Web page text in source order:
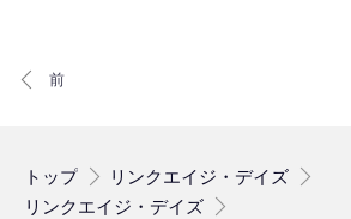
トップ
リンクエイジ・デイズ
リンクエイジ・デイズ